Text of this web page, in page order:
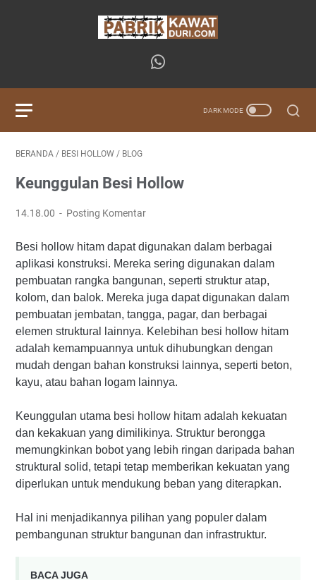
BERANDA / BESI HOLLOW / BLOG
Keunggulan Besi Hollow
14.18.00 Posting Komentar
Besi hollow hitam dapat digunakan dalam berbagai
aplikasi konstruksi. Mereka sering digunakan dalam
pembuatan rangka bangunan, seperti struktur atap,
kolom, dan balok. Mereka juga dapat digunakan dalam
pembuatan jembatan, tangga, pagar, dan berbagai
elemen struktural lainnya. Kelebihan besi hollow hitam
adalah kemampuannya untuk dihubungkan dengan
mudah dengan bahan konstruksi lainnya, seperti beton,
kayu, atau bahan logam lainnya.
Keunggulan utama besi hollow hitam adalah kekuatan
dan kekakuan yang dimilikinya. Struktur berongga
memungkinkan bobot yang lebih ringan daripada bahan
struktural solid, tetapi tetap memberikan kekuatan yang
diperlukan untuk mendukung beban yang diterapkan.
Hal ini menjadikannya pilihan yang populer dalam
pembangunan struktur bangunan dan infrastruktur.
BACA JUGA